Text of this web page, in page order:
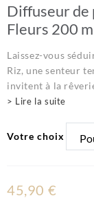
Diffuseur de
Fleurs 200
Laissez-vous
Riz, une senteur
invitent à la
> Lire la suite
Votre choix
45,90 €